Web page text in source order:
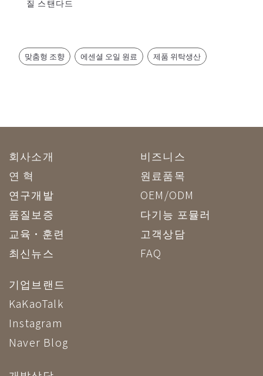
질 스탠다드
맞춤형 조향 에센셜 오일 원료 제품 위탁생산
회사소개
연 혁
연구개발
품질보증
교육·훈련
최신뉴스
비즈니스
원료품목
OEM/ODM
다기능 포뮬러
고객상담
FAQ
기업브랜드
KaKaoTalk
Instagram
Naver Blog